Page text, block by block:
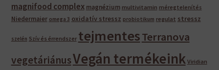
magnifood complex magnézium multivitamin méregtelenítés
Niedermaier omega 3 oxidatív stressz probiotikum regulat stressz
szelén Szív és érrendszer tejmentesTerranova
vegetáriánusVegán termékeink Viridian